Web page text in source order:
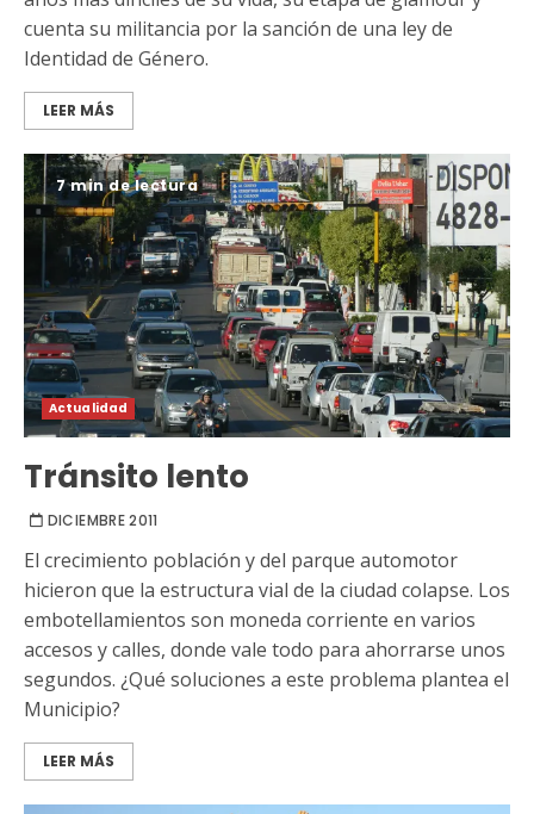
cuenta su militancia por la sanción de una ley de
Identidad de Género.
LEER MÁS
7 min de lectura
Actualidad
Tránsito lento
DICIEMBRE 2011
El crecimiento población y del parque automotor
hicieron que la estructura vial de la ciudad colapse. Los
embotellamientos son moneda corriente en varios
accesos y calles, donde vale todo para ahorrarse unos
segundos. ¿Qué soluciones a este problema plantea el
Municipio?
LEER MÁS